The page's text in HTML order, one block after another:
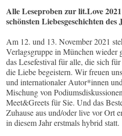
Alle Leseproben zur lit.Love
schönsten Liebesgeschichten des
Am 12. und 13. November 2021
Verlagsgruppe in München wieder
das Lesefestival für alle, die sich
die Liebe begeistern. Wir freuen
und internationaler Autor*innen
Mischung von
Meet&Greets für Sie. Und das
Zuhause aus und/oder live vor Ort
in diesem Jahr erstmals hybrid statt.